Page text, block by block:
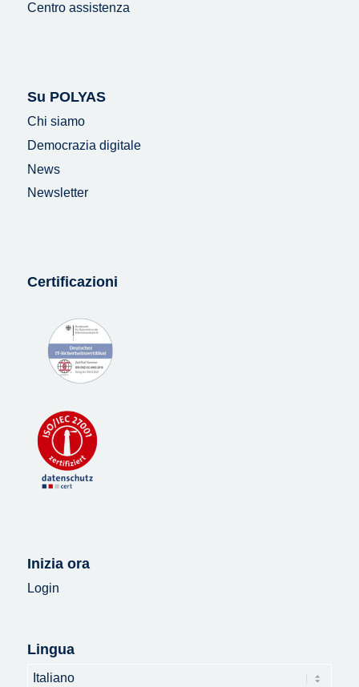
Centro assistenza
Su POLYAS
Chi siamo
Democrazia digitale
News
Newsletter
Certificazioni
Inizia ora
Login
Lingua